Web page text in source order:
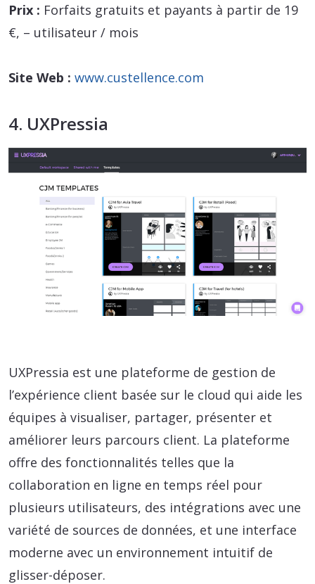
Prix : Forfaits gratuits et payants à partir de 19
€, – utilisateur / mois
Site Web : www.custellence.com
4. UXPressia
UXPressia est une plateforme de gestion de
l’expérience client basée sur le cloud qui aide les
équipes à visualiser, partager, présenter et
améliorer leurs parcours client. La plateforme
offre des fonctionnalités telles que la
collaboration en ligne en temps réel pour
plusieurs utilisateurs, des intégrations avec une
variété de sources de données, et une interface
moderne avec un environnement intuitif de
glisser-déposer.